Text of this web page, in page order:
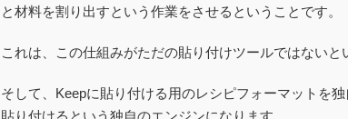
と材料を割り出すという作業をさせるということです。
これは、この仕組みがただの貼り付けツールではないと
そして、Keepに貼り付ける用のレシピフォーマットを